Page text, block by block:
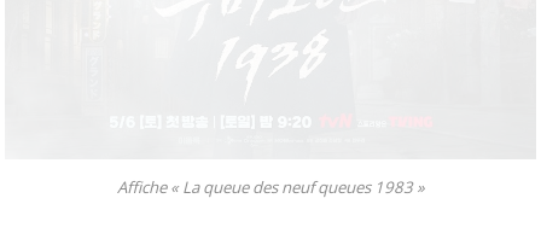
Affiche « La queue des neuf queues 1983 »